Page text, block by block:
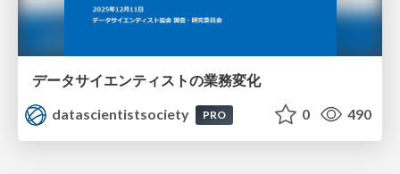
データサイエンティストの業務変化
datascientistsociety
PRO 0 490